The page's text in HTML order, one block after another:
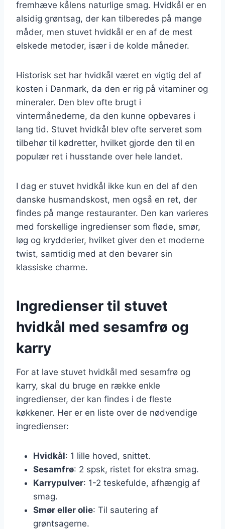
fremhæve kålens naturlige smag. Hvidkål er en
alsidig grøntsag, der kan tilberedes på mange
måder, men stuvet hvidkål er en af de mest
elskede metoder, især i de kolde måneder.
Historisk set har hvidkål været en vigtig del af
kosten i Danmark, da den er rig på vitaminer og
mineraler. Den blev ofte brugt i
vintermånederne, da den kunne opbevares i
lang tid. Stuvet hvidkål blev ofte serveret som
tilbehør til kødretter, hvilket gjorde den til en
populær ret i husstande over hele landet.
I dag er stuvet hvidkål ikke kun en del af den
danske husmandskost, men også en ret, der
findes på mange restauranter. Den kan varieres
med forskellige ingredienser som fløde, smør,
løg og krydderier, hvilket giver den et moderne
twist, samtidig med at den bevarer sin
klassiske charme.
Ingredienser til stuvet
hvidkål med sesamfrø og
karry
For at lave stuvet hvidkål med sesamfrø og
karry, skal du bruge en række enkle
ingredienser, der kan findes i de fleste
køkkener. Her er en liste over de nødvendige
ingredienser:
Hvidkål: 1 lille hoved, snittet.
Sesamfrø: 2 spsk, ristet for ekstra smag.
Karrypulver: 1-2 teskefulde, afhængig af
smag.
Smør eller olie: Til sautering af
grøntsagerne.